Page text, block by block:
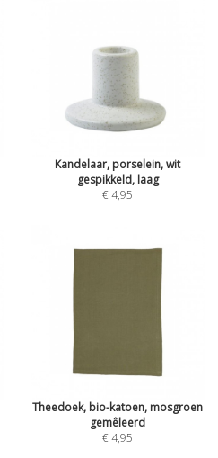
Kandelaar, porselein, wit
gespikkeld, laag
€ 4,95
Theedoek, bio-katoen, mosgroen
gemêleerd
€ 4,95